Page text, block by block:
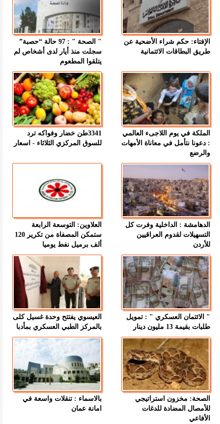
الإفتاء: حكم شراء الأضحية عن
طريق البطاقات الائتمانية
" الصحة " : 97 حالة “حصبة”
سجلت منذ أيار لدى أشخاص لم
يتلقوا المطعوم
الملكة في يوم اللاجىء العالمي
: دعونا نتأمل في معاناة الأمهات
والرضع
3341طن خضار وفواكه ترد
للسوق المركزي الثلاثاء - اسعار
الدهامشة : الداخلية وفرت كل
التسهيلات لقدوم العراقيين
للأردن
العلاوين: التوسعة الرابعة
ستمكن المصفاة من تكرير 120
ألف برميل نفط يوميا
" الائتمان العسكري " : تمويل
طلبات بقيمة 13 مليون دينار
العيسوي يفتتح وحدة غسيل كلى
بالمركز الطبي العسكري بمأدبا
الصحة: مخزون استراتيجي
للأمصال المضادة للدغات
الأفاعي
بالاسماء : تنقلات واسعة في
امانة عمان